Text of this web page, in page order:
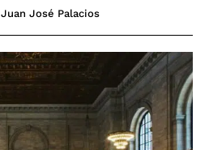
Juan José Palacios